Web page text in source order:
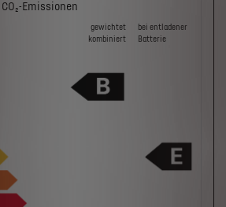
Emissionen
gewichtet
kombiniert
bei ent­la­de­ner
Batterie